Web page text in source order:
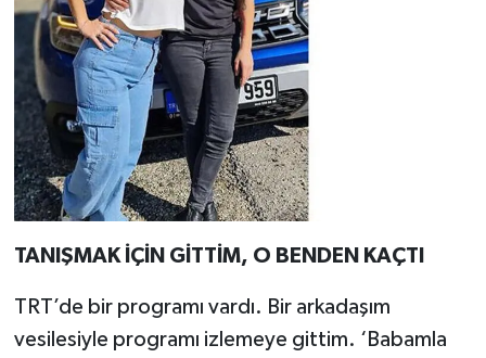
TANIŞMAK İÇİN GİTTİM, O BENDEN KAÇTI
TRT’de bir programı vardı. Bir arkadaşım
vesilesiyle programı izlemeye gittim. ‘Babamla